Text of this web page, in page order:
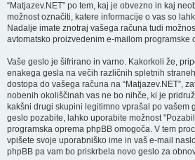
“Matjazev.NET” po tem, kaj je obvezno in kaj
možnost označiti, katere informacije o vas so
Nadalje imate znotraj vašega računa tudi
avtomatsko proizvedenim e-mailom programske
Vaše geslo je šifrirano in varno. Kakorkoli že,
enakega gesla na večih različnih spletnih
dostopa do vašega računa na “Matjazev.NET”,
nobenih okoliščinah vas ne bo nihče, ki je
kakšni drugi skupini legitimno vprašal po vašem
geslo pozabite, lahko uporabite možnost
programska oprema phpBB omogoča. V tem
vpišete svoje uporabniško ime in vaš e-mail
phpBB pa vam bo priskrbela novo geslo za